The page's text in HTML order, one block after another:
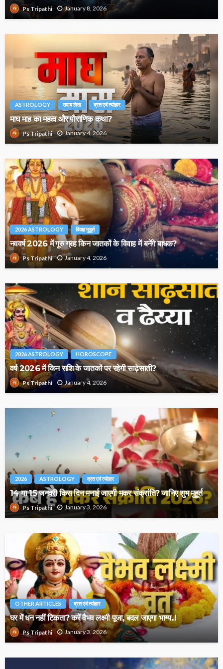
Ps Tripathi January 8, 2026
ASTROLOGY उपाय लेख व्रत एवं त्योहार
माघ माह का महत्व और पौराणिक कथा?
Ps Tripathi January 4, 2026
2026 ASTROLOGY विवाह मुहूर्त
नववर्ष 2026 में गुरु ग्रह किन जातकों के विवाह में बनेंगे बाधक?
Ps Tripathi January 4, 2026
2026 ASTROLOGY HOROSCOPE
वर्ष 2026 में किन राशि के जातकों पर रहेगी साढ़ेसाती?
Ps Tripathi January 4, 2026
2026 ASTROLOGY व्रत एवं त्योहार
14 या 15 जनवरी किस दिन मनाई जाएगी मकर संक्रांति? जानिए शुभ मुहूर्त
Ps Tripathi January 3, 2026
OTHER ARTICLES व्रत एवं त्योहार
घर में धन नहीं टिकता? करें वैभव लक्ष्मी पूजा, बदल जाएगा भाग्य..!
Ps Tripathi January 3, 2026